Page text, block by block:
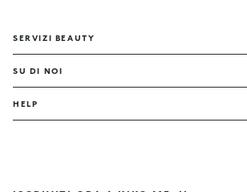
SERVIZI BEAUTY
SU DI NOI
HELP